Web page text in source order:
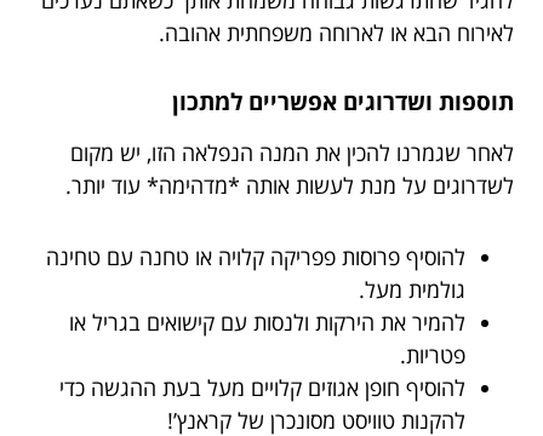
לאירוח הבא או לארוחה משפחתית אהובה.
תוספות ושדרוגים אפשריים למתכון
לאחר שגמרנו להכין את המנה הנפלאה הזו, יש מקום
לשדרוגים על מנת לעשות אותה *מדהימה* עוד יותר.
להוסיף פרוסות פפריקה קלויה או טחנה עם טחינה
גולמית מעל.
להמיר את הירקות ולנסות עם קישואים בגריל או
פטריות.
להוסיף חופן אגוזים קלויים מעל בעת ההגשה כדי
להקנות טוויסט מסונכרן של קראנץ’!